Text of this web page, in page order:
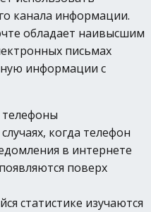
канала информации.
обладает наивысшим
письмах
информации с
когда телефон
в интернете
поверх
статистике изучаются